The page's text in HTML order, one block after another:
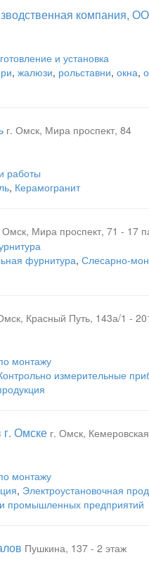
компания,
и установка
, жалюзи, рольставни, окна,
г. Омск, Мира проспект, 84
работы
, Керамогранит
Омск, Мира проспект, 71 - 17
фурнитура, Слесарно-
Красный Путь, 143а/1 -
монтажу
измерительные
г. Омске г. Омск,
монтажу
, Электроустановочная
промышленных предприятий
Пушкина, 137 - 2 этаж